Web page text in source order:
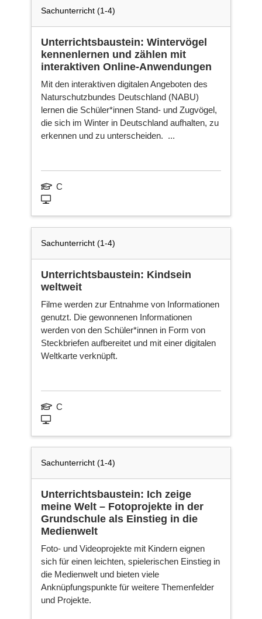
Sachunterricht (1-4)
Unterrichtsbaustein: Wintervögel
kennenlernen und zählen mit
interaktiven Online-Anwendungen
Mit den interaktiven digitalen Angeboten des
Naturschutzbundes Deutschland (NABU)
lernen die Schüler*innen Stand- und Zugvögel,
die sich im Winter in Deutschland aufhalten, zu
erkennen und zu unterscheiden. ...
C
Sachunterricht (1-4)
Unterrichtsbaustein: Kindsein
weltweit
Filme werden zur Entnahme von Informationen
genutzt. Die gewonnenen Informationen
werden von den Schüler*innen in Form von
Steckbriefen aufbereitet und mit einer digitalen
Weltkarte verknüpft.
C
Sachunterricht (1-4)
Unterrichtsbaustein: Ich zeige
meine Welt – Fotoprojekte in der
Grundschule als Einstieg in die
Medienwelt
Foto- und Videoprojekte mit Kindern eignen
sich für einen leichten, spielerischen Einstieg in
die Medienwelt und bieten viele
Anknüpfungspunkte für weitere Themenfelder
und Projekte.